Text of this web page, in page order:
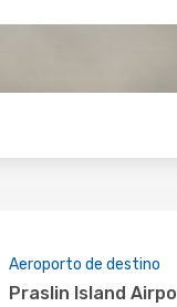
Aeroporto de destino
Praslin Island